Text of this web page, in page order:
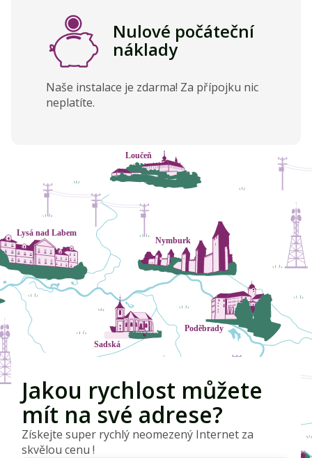
Nulové počáteční
náklady
Naše instalace je zdarma! Za přípojku nic
neplatíte.
Jakou rychlost můžete
mít na své adrese?
Získejte super rychlý neomezený Internet za
skvělou cenu !